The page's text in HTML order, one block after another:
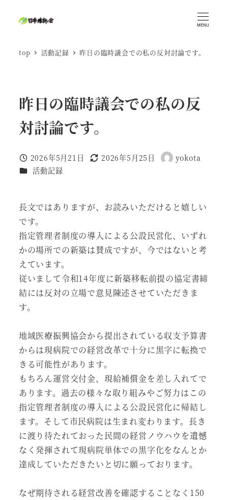
MENU
top 活動記録 昨日の臨時議会での私の反対討論です。
昨日の臨時議会での私の反
対討論です。
投稿日
2026年5月21日
更新日
2026年5月25日
著
yokota
カテゴリー
活動記録
長文ではありますが、お読みいただけると嬉しい
です。
指定管理者制度の導入による公設民営化、いずれ
かの場所での新築は賛成ですが、今ではないと考
えています。
従いまして令和14年度に新築移転前提の協定書締
結には反対の立場で意見陳述させていただきま
す。
地域医療振興協会から提出されている収支予算書
からは現病院での経営改革で十分に黒字に転換で
きる可能性があります。
もちろん運営交付金、現給補償金を差し入れてで
あります。過去の様々な取り組みやご努力はこの
指定管理者制度の導入による公設民営化に帰結し
ます。そして市民病院は生まれ変わります。長き
に渡り待たれておった民間の経営ノウハウを遺憾
なく発揮されて現病院単体での黒字化をなんとか
達成していただきたいと切に願っております。
なぜ期待される経営改善を確認することなく150